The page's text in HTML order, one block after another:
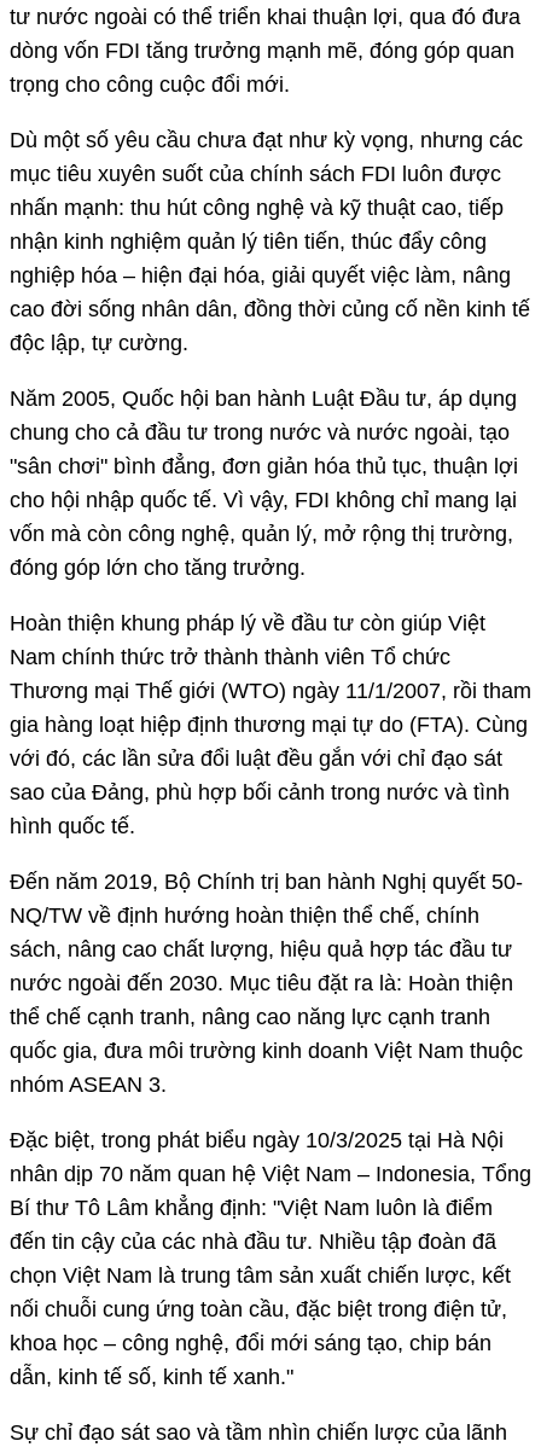
tư nước ngoài có thể triển khai thuận lợi, qua đó đưa
dòng vốn FDI tăng trưởng mạnh mẽ, đóng góp quan
trọng cho công cuộc đổi mới.
Dù một số yêu cầu chưa đạt như kỳ vọng, nhưng các
mục tiêu xuyên suốt của chính sách FDI luôn được
nhấn mạnh: thu hút công nghệ và kỹ thuật cao, tiếp
nhận kinh nghiệm quản lý tiên tiến, thúc đẩy công
nghiệp hóa – hiện đại hóa, giải quyết việc làm, nâng
cao đời sống nhân dân, đồng thời củng cố nền kinh tế
độc lập, tự cường.
Năm 2005, Quốc hội ban hành Luật Đầu tư, áp dụng
chung cho cả đầu tư trong nước và nước ngoài, tạo
"sân chơi" bình đẳng, đơn giản hóa thủ tục, thuận lợi
cho hội nhập quốc tế. Vì vậy, FDI không chỉ mang lại
vốn mà còn công nghệ, quản lý, mở rộng thị trường,
đóng góp lớn cho tăng trưởng.
Hoàn thiện khung pháp lý về đầu tư còn giúp Việt
Nam chính thức trở thành thành viên Tổ chức
Thương mại Thế giới (WTO) ngày 11/1/2007, rồi tham
gia hàng loạt hiệp định thương mại tự do (FTA). Cùng
với đó, các lần sửa đổi luật đều gắn với chỉ đạo sát
sao của Đảng, phù hợp bối cảnh trong nước và tình
hình quốc tế.
Đến năm 2019, Bộ Chính trị ban hành Nghị quyết 50-
NQ/TW về định hướng hoàn thiện thể chế, chính
sách, nâng cao chất lượng, hiệu quả hợp tác đầu tư
nước ngoài đến 2030. Mục tiêu đặt ra là: Hoàn thiện
thể chế cạnh tranh, nâng cao năng lực cạnh tranh
quốc gia, đưa môi trường kinh doanh Việt Nam thuộc
nhóm ASEAN 3.
Đặc biệt, trong phát biểu ngày 10/3/2025 tại Hà Nội
nhân dịp 70 năm quan hệ Việt Nam – Indonesia, Tổng
Bí thư Tô Lâm khẳng định: "Việt Nam luôn là điểm
đến tin cậy của các nhà đầu tư. Nhiều tập đoàn đã
chọn Việt Nam là trung tâm sản xuất chiến lược, kết
nối chuỗi cung ứng toàn cầu, đặc biệt trong điện tử,
khoa học – công nghệ, đổi mới sáng tạo, chip bán
dẫn, kinh tế số, kinh tế xanh."
Sự chỉ đạo sát sao và tầm nhìn chiến lược của lãnh